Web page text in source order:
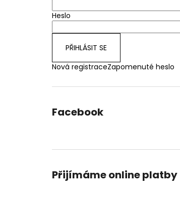
Heslo
PŘIHLÁSIT SE
Nová registraceZapomenuté heslo
Facebook
Přijímáme online platby